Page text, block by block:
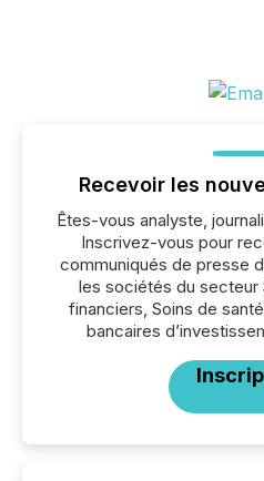
Recevoir les
Êtes-vous analyste,
Inscrivez-vous pour
communiqués de presse
les sociétés du secteur
financiers, Soins de
bancaires